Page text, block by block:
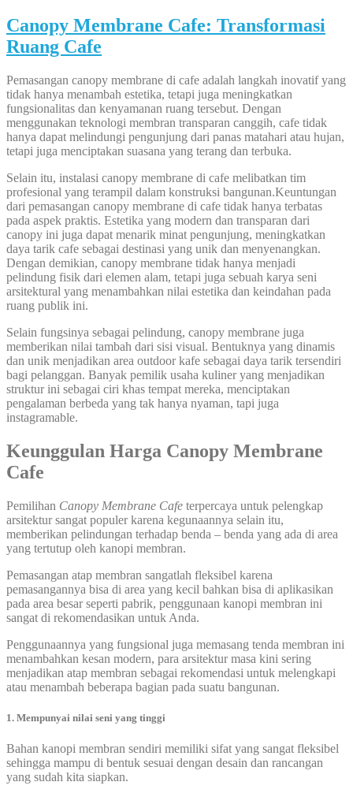
Canopy Membrane Cafe: Transformasi
Ruang Cafe
Pemasangan canopy membrane di cafe adalah langkah inovatif yang
tidak hanya menambah estetika, tetapi juga meningkatkan
fungsionalitas dan kenyamanan ruang tersebut. Dengan
menggunakan teknologi membran transparan canggih, cafe tidak
hanya dapat melindungi pengunjung dari panas matahari atau hujan,
tetapi juga menciptakan suasana yang terang dan terbuka.
Selain itu, instalasi canopy membrane di cafe melibatkan tim
profesional yang terampil dalam konstruksi bangunan.Keuntungan
dari pemasangan canopy membrane di cafe tidak hanya terbatas
pada aspek praktis. Estetika yang modern dan transparan dari
canopy ini juga dapat menarik minat pengunjung, meningkatkan
daya tarik cafe sebagai destinasi yang unik dan menyenangkan.
Dengan demikian, canopy membrane tidak hanya menjadi
pelindung fisik dari elemen alam, tetapi juga sebuah karya seni
arsitektural yang menambahkan nilai estetika dan keindahan pada
ruang publik ini.
Selain fungsinya sebagai pelindung, canopy membrane juga
memberikan nilai tambah dari sisi visual. Bentuknya yang dinamis
dan unik menjadikan area outdoor kafe sebagai daya tarik tersendiri
bagi pelanggan. Banyak pemilik usaha kuliner yang menjadikan
struktur ini sebagai ciri khas tempat mereka, menciptakan
pengalaman berbeda yang tak hanya nyaman, tapi juga
instagramable.
Keunggulan Harga Canopy Membrane
Cafe
Pemilihan Canopy Membrane Cafe terpercaya untuk pelengkap
arsitektur sangat populer karena kegunaannya selain itu,
memberikan pelindungan terhadap benda – benda yang ada di area
yang tertutup oleh kanopi membran.
Pemasangan atap membran sangatlah fleksibel karena
pemasangannya bisa di area yang kecil bahkan bisa di aplikasikan
pada area besar seperti pabrik, penggunaan kanopi membran ini
sangat di rekomendasikan untuk Anda.
Penggunaannya yang fungsional juga memasang tenda membran ini
menambahkan kesan modern, para arsitektur masa kini sering
menjadikan atap membran sebagai rekomendasi untuk melengkapi
atau menambah beberapa bagian pada suatu bangunan.
1. Mempunyai nilai seni yang tinggi
Bahan kanopi membran sendiri memiliki sifat yang sangat fleksibel
sehingga mampu di bentuk sesuai dengan desain dan rancangan
yang sudah kita siapkan.